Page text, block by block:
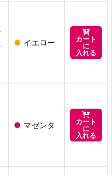
● イエロー

カート
に
入れる
● マゼンタ

カート
に
入れる